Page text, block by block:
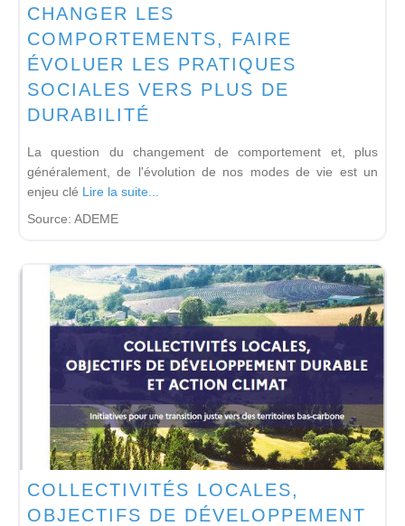
CHANGER LES
COMPORTEMENTS, FAIRE
ÉVOLUER LES PRATIQUES
SOCIALES VERS PLUS DE
DURABILITÉ
La question du changement de comportement et, plus
généralement, de l'évolution de nos modes de vie est un
enjeu clé Lire la suite...
Source: ADEME
COLLECTIVITÉS LOCALES,
OBJECTIFS DE DÉVELOPPEMENT